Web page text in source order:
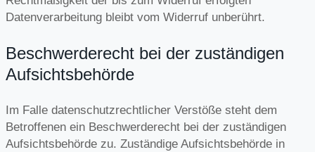
Datenverarbeitung bleibt vom Widerruf unberührt.
Beschwerderecht bei der zuständigen
Aufsichtsbehörde
Im Falle datenschutzrechtlicher Verstöße steht dem
Betroffenen ein Beschwerderecht bei der zuständigen
Aufsichtsbehörde zu. Zuständige Aufsichtsbehörde in